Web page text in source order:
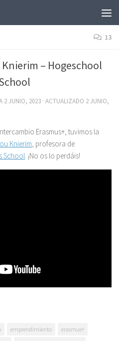
13
– Hogeschool
2 JUNIO, 2023 · ACTUALIZADO 2 JUNIO,
Erasmus+, tuvimos la
Knierim, profesora de
School. ¡No os lo perdáis!
emprendimiento
erasmus+